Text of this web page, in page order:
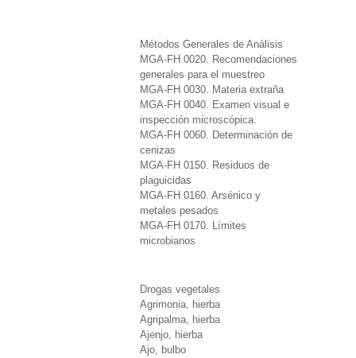
Métodos Generales de Análisis
MGA-FH 0020. Recomendaciones
generales para el muestreo
MGA-FH 0030. Materia extraña
MGA-FH 0040. Examen visual e
inspección microscópica.
MGA-FH 0060. Determinación de
cenizas
MGA-FH 0150. Residuos de
plaguicidas
MGA-FH 0160. Arsénico y
metales pesados
MGA-FH 0170. Límites
microbianos
Drogas vegetales
Agrimonia, hierba
Agripalma, hierba
Ajenjo, hierba
Ajo, bulbo